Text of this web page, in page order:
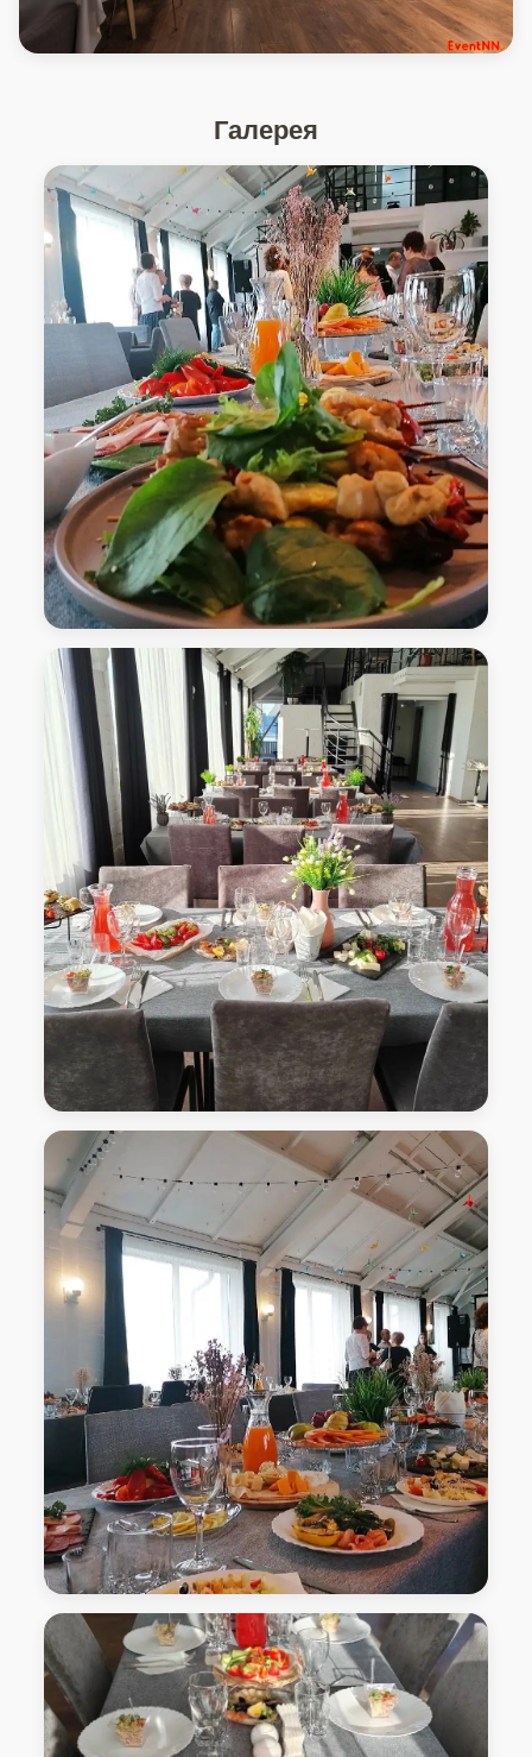
Галерея
фуршет Лофт-Пространство "Седьмой гость"
кейтеринг Лофт-Пространство "Седьмой гость"
Банкет Лофт-Пространство "Седьмой гость"